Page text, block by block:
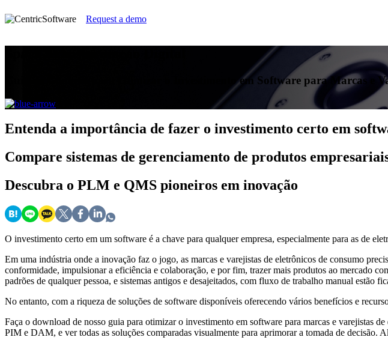
Request a demo
Guia de Compra para Otimizar o Investimento em Software para Marcas e
Entenda a importância de fazer o investimento certo em
Compare sistemas de gerenciamento de produtos
Descubra o PLM e QMS pioneiros em inovação
O investimento certo em um software é a chave para qualquer empresa, especialmente para as de
Em uma indústria onde a inovação faz o jogo, as marcas e varejistas de eletrônicos de consumo
conformidade, impulsionar a eficiência e colaboração, e por fim, trazer mais produtos ao mercado
padrões de qualquer pessoa, e sistemas antigos e desajeitados, com fluxo de trabalho manual estão
No entanto, com a riqueza de soluções de software disponíveis oferecendo vários benefícios e
Faça o download de nosso guia para otimizar o investimento em software para marcas e varejistas
PIM e DAM, e ver todas as soluções comparadas visualmente para aprimorar a tomada de